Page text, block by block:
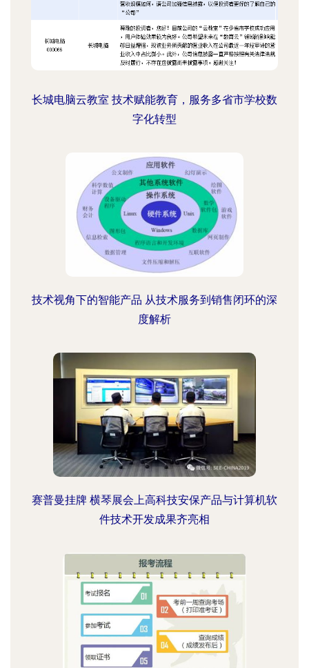
长城电脑云教室 技术赋能教育，服务多省市学校数
字化转型
技术视角下的智能产品 从技术服务到销售闭环的深
度解析
赛普曼挂牌 横琴展会上高科技安保产品与计算机软
件技术开发成果齐亮相